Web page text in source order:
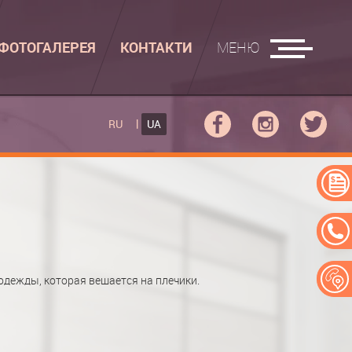
КОНТАКТИ МЕНЮ
RU UA
которая вешается на плечики.